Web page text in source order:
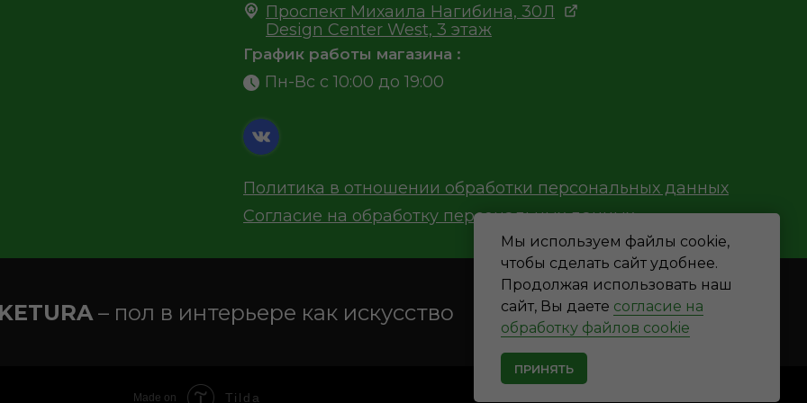
Мы используем файлы cookie,
чтобы сделать сайт удобнее.
Продолжая использовать наш
сайт, Вы даете согласие на
обработку файлов cookie
ПРИНЯТЬ
Есть вопросы?
Проспект Михаила Нагибина, 30Л
Design Center West, 3 этаж
График работы магазина :
Пн-Вс с 10:00 до 19:00
Согласие на обработку персональных данных
Политика в отношении обработки персональных данных
– пол в интерьере как искусство
Made on Tilda